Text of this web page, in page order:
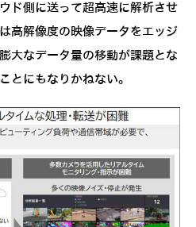
ド側に送って超高速に解析させ
高解像度の映像データをエッジ
大なデータ量の移動が課題とな
とにもなりかねない。